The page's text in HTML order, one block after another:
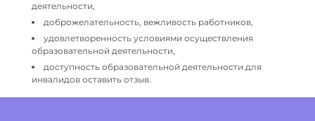
деятельности,
доброжелательность, вежливость работников,
удовлетворенность условиями осуществления
образовательной деятельности,
доступность образовательной деятельности для
инвалидов оставить отзыв.